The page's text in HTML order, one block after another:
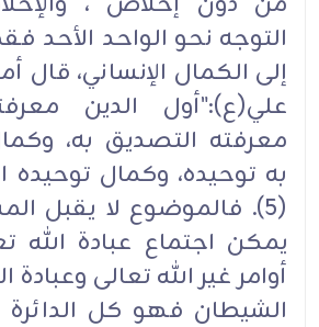
التوجه نحو الواحد الأحد
إلى الكمال الإنساني، قال
علي(ع):"أول الدين
معرفته التصديق به،
به توحيده، وكمال توحيده
(5). فالموضوع لا يقبل
يمكن اجتماع عبادة الله
أوامر غير الله تعالى وعبادة
الشيطان فهو كل الدائرة